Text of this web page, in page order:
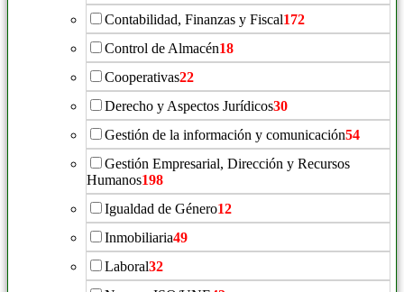
Contabilidad, Finanzas y Fiscal172
Control de Almacén18
Cooperativas22
Derecho y Aspectos Jurídicos30
Gestión de la información y comunicación54
Gestión Empresarial, Dirección y Recursos
Humanos198
Igualdad de Género12
Inmobiliaria49
Laboral32